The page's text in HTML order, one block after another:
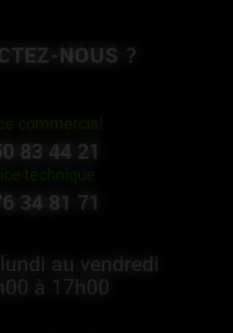
NOUS ?
83 44 21
34 81 71
au vendredi
à 17h00